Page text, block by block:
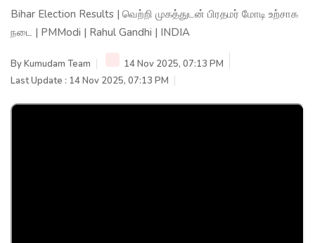
Bihar Election Results | வெற்றி முகத்துடன் பிரதமர் மோடி உற்சாக
நடை | PMModi | Rahul Gandhi | INDIA
ByKumudam Team
14 Nov 2025, 07:13 PM
Last Update : 14 Nov 2025, 07:13 PM